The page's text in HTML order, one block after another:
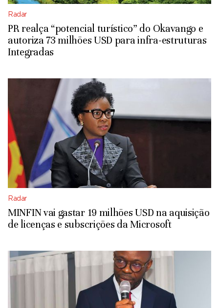
Radar
PR realça “potencial turístico” do Okavango e
autoriza 73 milhões USD para infra-estruturas
Integradas
Radar
MINFIN vai gastar 19 milhões USD na aquisição
de licenças e subscrições da Microsoft